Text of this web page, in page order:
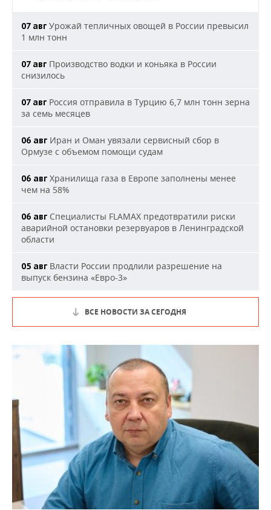
07 авг Урожай тепличных овощей в России превысил
1 млн тонн
07 авг Производство водки и коньяка в России
снизилось
07 авг Россия отправила в Турцию 6,7 млн тонн зерна
за семь месяцев
06 авг Иран и Оман увязали сервисный сбор в
Ормузе с объемом помощи судам
06 авг Хранилища газа в Европе заполнены менее
чем на 58%
06 авг Специалисты FLAMAX предотвратили риски
аварийной остановки резервуаров в Ленинградской
области
05 авг Власти России продлили разрешение на
выпуск бензина «Евро-3»
ВСЕ НОВОСТИ ЗА СЕГОДНЯ